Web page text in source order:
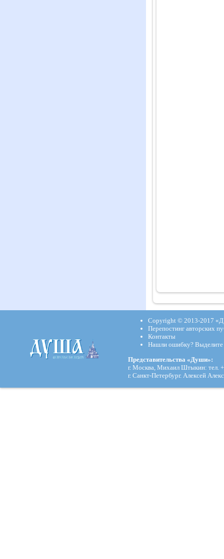
Copyright © 2013-2017
Перепостинг авторских
Контакты
Нашли ошибку?
Представительства «Души»:
г. Москва, Михаил Штыкин: тел.
г. Санкт-Петербург. Алексей